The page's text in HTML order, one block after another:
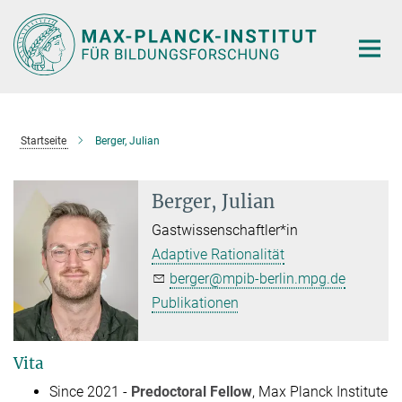
Hauptinhalt
Startseite Berger, Julian
Berger, Julian
Gastwissenschaftler*in
Adaptive Rationalität
berger@mpib-berlin.mpg.de
Publikationen
Vita
Since 2021 - Predoctoral Fellow, Max Planck Institute